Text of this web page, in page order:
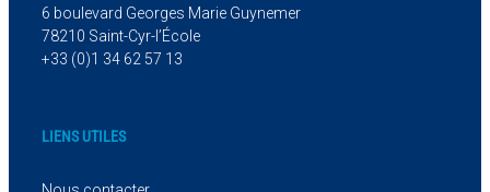
6 boulevard Georges Marie Guynemer
78210 Saint-Cyr-l’École
+33 (0)1 34 62 57 13
LIENS UTILES